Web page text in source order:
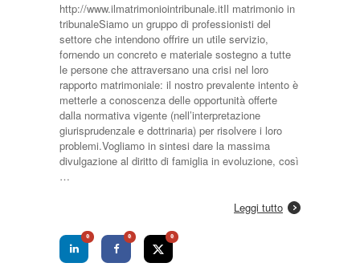
http://www.ilmatrimoniointribunale.itIl matrimonio in
tribunaleSiamo un gruppo di professionisti del
settore che intendono offrire un utile servizio,
fornendo un concreto e materiale sostegno a tutte
le persone che attraversano una crisi nel loro
rapporto matrimoniale: il nostro prevalente intento è
metterle a conoscenza delle opportunità offerte
dalla normativa vigente (nell’interpretazione
giurisprudenzale e dottrinaria) per risolvere i loro
problemi.Vogliamo in sintesi dare la massima
divulgazione al diritto di famiglia in evoluzione, così
…
Leggi tutto
0 0 0